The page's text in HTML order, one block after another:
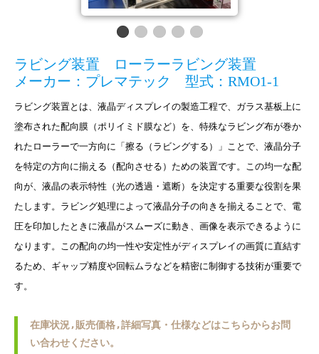
ラビング装置 ローラーラビング装置
メーカー：プレマテック 型式：RMO1-1
ラビング装置とは、液晶ディスプレイの製造工程で、ガラス基板上に
塗布された配向膜（ポリイミド膜など）を、特殊なラビング布が巻か
れたローラーで一方向に「擦る（ラビングする）」ことで、液晶分子
を特定の方向に揃える（配向させる）ための装置です。この均一な配
向が、液晶の表示特性（光の透過・遮断）を決定する重要な役割を果
たします。ラビング処理によって液晶分子の向きを揃えることで、電
圧を印加したときに液晶がスムーズに動き、画像を表示できるように
なります。この配向の均一性や安定性がディスプレイの画質に直結す
るため、ギャップ精度や回転ムラなどを精密に制御する技術が重要で
す。
在庫状況,販売価格,詳細写真・仕様などはこちらからお問
い合わせください。